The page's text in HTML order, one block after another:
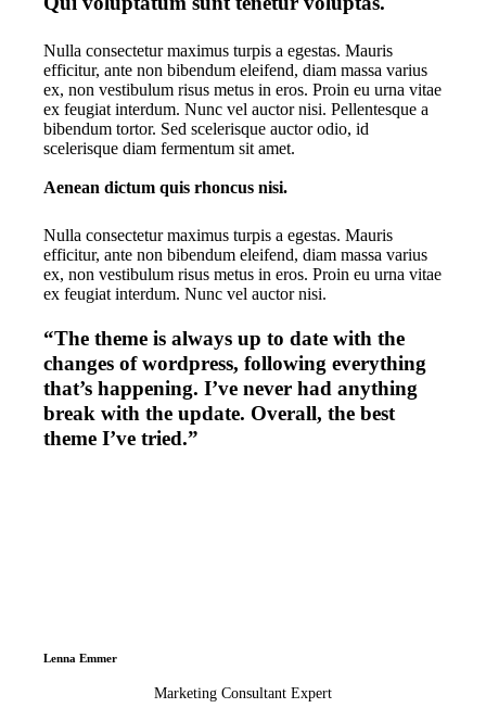
Nulla consectetur maximus turpis a egestas. Mauris
efficitur, ante non bibendum eleifend, diam massa varius
ex, non vestibulum risus metus in eros. Proin eu urna vitae
ex feugiat interdum. Nunc vel auctor nisi. Pellentesque a
bibendum tortor. Sed scelerisque auctor odio, id
scelerisque diam fermentum sit amet.
Aenean dictum quis rhoncus nisi.
Nulla consectetur maximus turpis a egestas. Mauris
efficitur, ante non bibendum eleifend, diam massa varius
ex, non vestibulum risus metus in eros. Proin eu urna vitae
ex feugiat interdum. Nunc vel auctor nisi.
“The theme is always up to date with the
changes of wordpress, following everything
that’s happening. I’ve never had anything
break with the update. Overall, the best
theme I’ve tried.”
Lenna Emmer
Marketing Consultant Expert